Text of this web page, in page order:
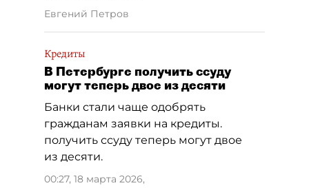
Евгений Петров
Кредиты
В Петербурге получить ссуду
могут теперь двое из десяти
Банки стали чаще одобрять
гражданам заявки на кредиты.
получить ссуду теперь могут двое
из десяти.
00:27, 18 марта 2026,